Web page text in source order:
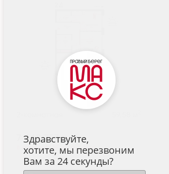
7 643 757руб.
В ипотеку от 25 202 руб./мес.
Высокие потолки
+2
Здравствуйте,
хотите, мы перезвоним
Вам за 24 секунды?